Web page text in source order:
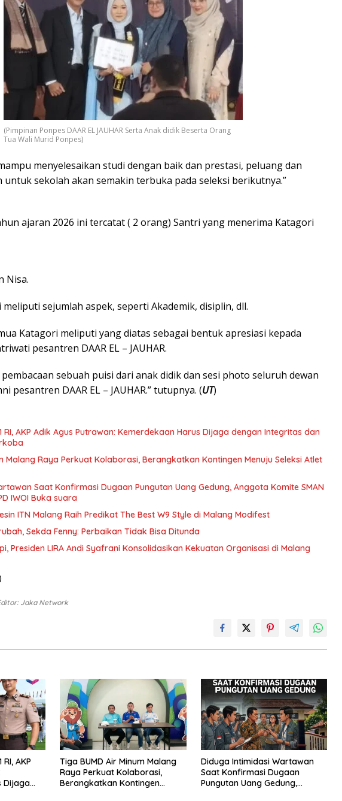
(Pimpinan Ponpes DAAR EL JAUHAR Serta Anak didik Beserta Orang
Tua Wali Murid Ponpes)
menyelesaikan studi dengan baik dan prestasi, peluang dan
untuk sekolah akan semakin terbuka pada seleksi berikutnya.”
ajaran 2026 ini tercatat ( 2 orang) Santri yang menerima Katagori
Nisa.
sejumlah aspek, seperti Akademik, disiplin, dll.
Katagori meliputi yang diatas sebagai bentuk apresiasi kepada
pesantren DAAR EL – JAUHAR.
sebuah puisi dari anak didik dan sesi photo seluruh dewan
pesantren DAAR EL – JAUHAR.” tutupnya. (UT)
RI, AKP Adik Agus Putrawan: Kemerdekaan Harus Dijaga dengan Integritas dan
Malang Raya Perkuat Kolaborasi, Berangkatkan Kontingen Menuju Seleksi Atlet
Saat Konfirmasi Dugaan Pungutan Uang Gedung, Anggota Komite SMAN
IWOI Buka suara
ITN Malang Raih Predikat The Best W9 Style di Malang Modifest
Sekda Fenny: Perbaikan Tidak Bisa Ditunda
Presiden LIRA Andi Syafrani Konsolidasikan Kekuatan Organisasi di Malang
Jaka Network
AKP
Dijaga
Tiga BUMD Air Minum Malang
Raya Perkuat Kolaborasi,
Berangkatkan Kontingen
Diduga Intimidasi Wartawan
Saat Konfirmasi Dugaan
Pungutan Uang Gedung,